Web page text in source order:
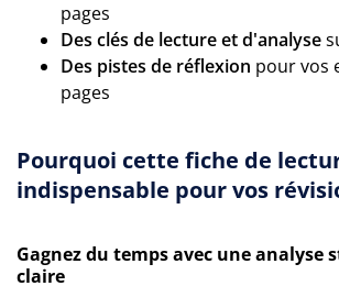
pages
Des clés de lecture et d'analyse
Des pistes de réflexion pour vos
pages
Pourquoi cette fiche de
indispensable pour vos
Gagnez du temps avec une analyse
claire